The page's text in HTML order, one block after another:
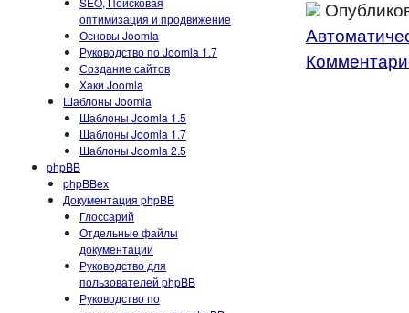
оптимизация и продвижение
Основы Joomla
Руководство по Joomla 1.7
Создание сайтов
Хаки Joomla
Шаблоны Joomla
Шаблоны Joomla 1.5
Шаблоны Joomla 1.7
Шаблоны Joomla 2.5
phpBB
phpBBex
Документация phpBB
Глоссарий
Отдельные файлы
документации
Руководство для
пользователей phpBB
Руководство по